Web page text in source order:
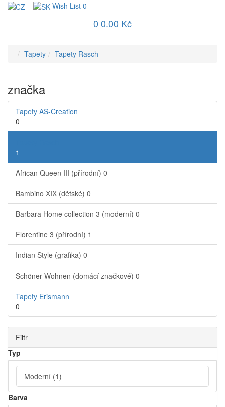
Wish List 0
0 0.00 Kč
Tapety Tapety Rasch
značka
Tapety AS-Creation
0
1
African Queen III (přírodní) 0
Bambino XIX (dětské) 0
Barbara Home collection 3 (moderní) 0
Florentine 3 (přírodní) 1
Indian Style (grafika) 0
Schöner Wohnen (domácí značkové) 0
Tapety Erismann
0
Filtr
Typ
Moderní (1)
Barva